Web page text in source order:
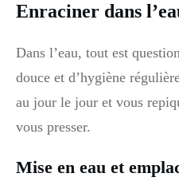
Enraciner dans
Dans l’eau, tout est
douce et d’hygiène
au jour le jour et vous
vous presser.
Mise en eau et